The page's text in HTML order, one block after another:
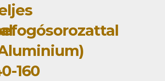
160